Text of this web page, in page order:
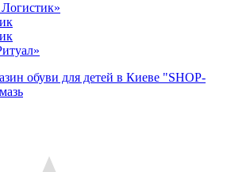
обуви для детей в Киеве "SHOP-